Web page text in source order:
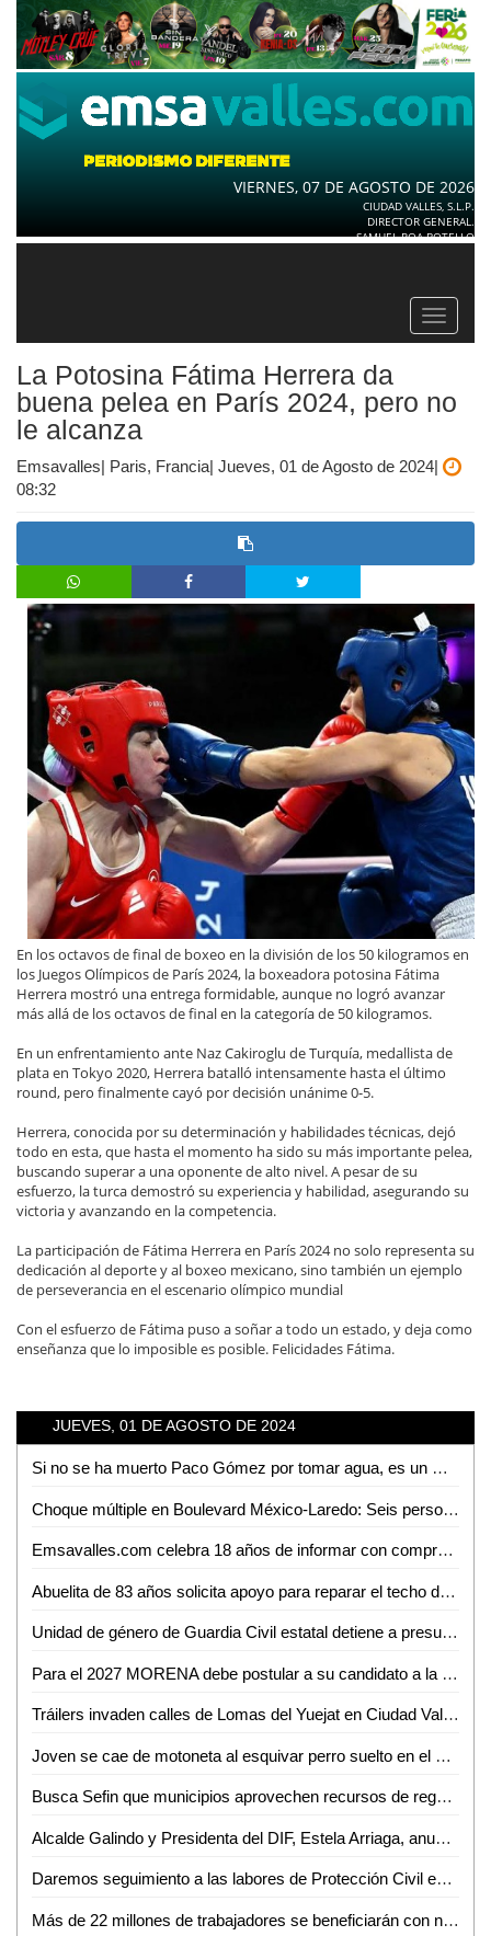
VIERNES, 07 DE AGOSTO DE 2026
CIUDAD VALLES, S.L.P.
DIRECTOR GENERAL.
SAMUEL ROA BOTELLO
Toggle
La Potosina Fátima Herrera da
buena pelea en París 2024, pero no
le alcanza
Emsavalles| Paris, Francia| Jueves, 01 de Agosto de 2024|
08:32
En los octavos de final de boxeo en la división de los 50 kilogramos en
los Juegos Olímpicos de París 2024, la boxeadora potosina Fátima
Herrera mostró una entrega formidable, aunque no logró avanzar
más allá de los octavos de final en la categoría de 50 kilogramos.
En un enfrentamiento ante Naz Cakiroglu de Turquía, medallista de
plata en Tokyo 2020, Herrera batalló intensamente hasta el último
round, pero finalmente cayó por decisión unánime 0-5.
Herrera, conocida por su determinación y habilidades técnicas, dejó
todo en esta, que hasta el momento ha sido su más importante pelea,
buscando superar a una oponente de alto nivel. A pesar de su
esfuerzo, la turca demostró su experiencia y habilidad, asegurando su
victoria y avanzando en la competencia.
La participación de Fátima Herrera en París 2024 no solo representa su
dedicación al deporte y al boxeo mexicano, sino también un ejemplo
de perseverancia en el escenario olímpico mundial
Con el esfuerzo de Fátima puso a soñar a todo un estado, y deja como
enseñanza que lo imposible es posible. Felicidades Fátima.
JUEVES, 01 DE AGOSTO DE 2024
Si no se ha muerto Paco Gómez por tomar agua, es un milagro: Matilde Hernández
Choque múltiple en Boulevard México-Laredo: Seis personas lesionadas
Emsavalles.com celebra 18 años de informar con compromiso e imparcialidad
Abuelita de 83 años solicita apoyo para reparar el techo de su vivienda en Ciudad Valles
Unidad de género de Guardia Civil estatal detiene a presunto por abuso sexual
Para el 2027 MORENA debe postular a su candidato a la gubernatura sin alianzas con otros partidos: Rita Ozalia
Tráilers invaden calles de Lomas del Yuejat en Ciudad Valles
Joven se cae de motoneta al esquivar perro suelto en el bulevar México-Laredo
Busca Sefin que municipios aprovechen recursos de regularización vehicular
Alcalde Galindo y Presidenta del DIF, Estela Arriaga, anuncian ampliación de Centro Comunitario Maravillas
Daremos seguimiento a las labores de Protección Civil en Ciudad Valles: Luis Arturo Salvador
Más de 22 millones de trabajadores se beneficiarán con nuevo plan de vivienda: AMLO